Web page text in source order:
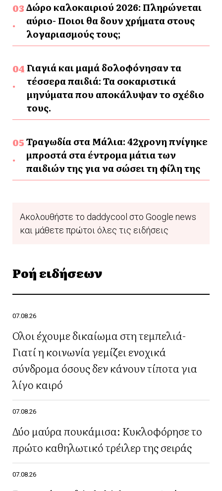
Δώρο καλοκαιριού 2026: Πληρώνεται
αύριο- Ποιοι θα δουν χρήματα στους
λογαριασμούς τους;
Γιαγιά και μαμά δολοφόνησαν τα
τέσσερα παιδιά: Τα σοκαριστικά
μηνύματα που αποκάλυψαν το σχέδιο
τους.
Τραγωδία στα Μάλια: 42χρονη πνίγηκε
μπροστά στα έντρομα μάτια των
παιδιών της για να σώσει τη φίλη της
Ακολουθήστε το daddycool στο Google news
και μάθετε πρώτοι όλες τις ειδήσεις
Ροή ειδήσεων
07.08.26
Όλοι έχουμε δικαίωμα στη τεμπελιά-
Γιατί η κοινωνία γεμίζει ενοχικά
σύνδρομα όσους δεν κάνουν τίποτα για
λίγο καιρό
07.08.26
Δύο μαύρα πουκάμισα: Κυκλοφόρησε το
πρώτο καθηλωτικό τρέιλερ της σειράς
07.08.26